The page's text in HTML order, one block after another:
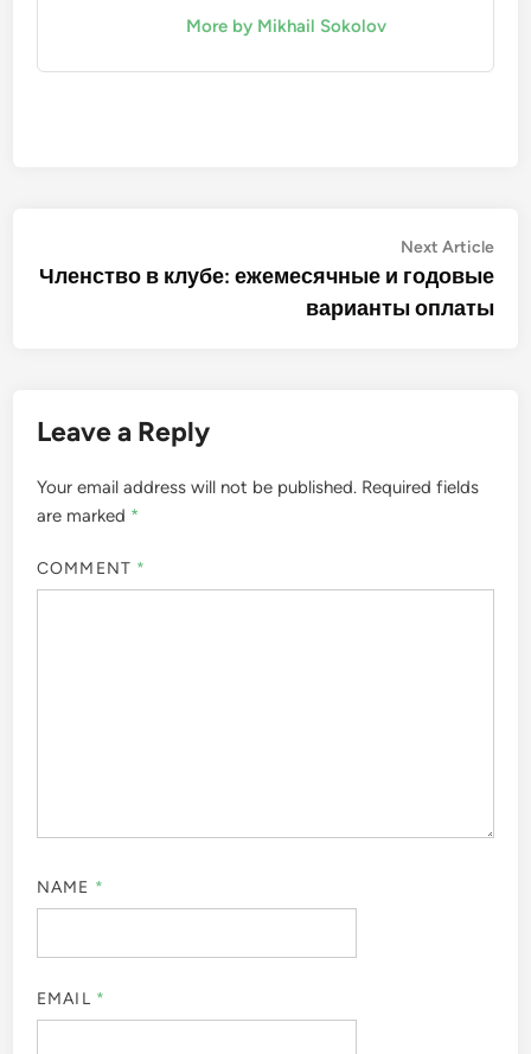
More by Mikhail Sokolov
navigation
Next Article
Членство в клубе: ежемесячные и годовые
варианты оплаты
Leave a Reply
Your email address will not be published. Required fields
are marked *
COMMENT *
NAME *
EMAIL *